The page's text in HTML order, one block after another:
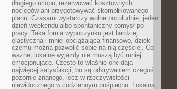
długiego urlopu, rezerwować kosztownych
noclegów ani przygotowywać skomplikowanego
planu. Czasami wystarczy wolne popołudnie, jeden
dzień weekendu albo spontaniczny pomysł po
pracy. Taka forma wypoczynku jest bardziej
elastyczna i mniej obciążająca finansowo, dzięki
czemu można pozwolić sobie na nią częściej. Co
ważne, lokalne wyjazdy nie muszą być mniej
emocjonujące. Często to właśnie one dają
najwięcej satysfakcji, bo są odkrywaniem czegoś
pozornie znanego, lecz w rzeczywistości
niewidocznego w codziennym pośpiechu. Lokalna